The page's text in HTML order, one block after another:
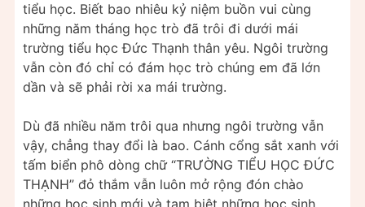
tiểu học. Biết bao nhiêu kỷ niệm buồn vui cùng
những năm tháng học trò đã trôi đi dưới mái
trường tiểu học Đức Thạnh thân yêu. Ngôi trường
vẫn còn đó chỉ có đám học trò chúng em đã lớn
dần và sẽ phải rời xa mái trường.
Dù đã nhiều năm trôi qua nhưng ngôi trường vẫn
vậy, chẳng thay đổi là bao. Cánh cổng sắt xanh với
tấm biển phô dòng chữ “TRƯỜNG TIỂU HỌC ĐỨC
THẠNH” đỏ thắm vẫn luôn mở rộng đón chào